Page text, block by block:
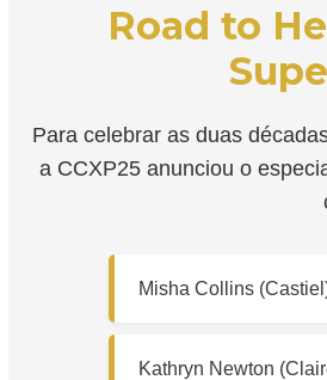
Road to
Para celebrar as duas
a CCXP25 anunciou o
Misha Collins
Kathryn Newton